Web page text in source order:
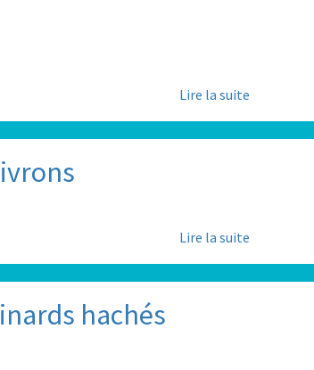
Lire la suite
Lire la suite
hachés